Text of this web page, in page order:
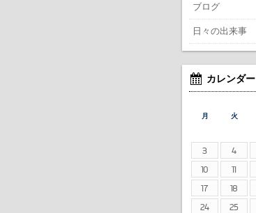
ブログ
日々の出来事
カレンダー
月 火
3
4
10
11
17
18
24
25